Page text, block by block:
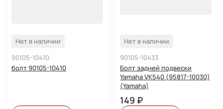
Нет в наличии
90105-10410
болт 90105-10410
Нет в наличии
90105-10433
Болт задней подвески
Yamaha VK540 (95817-10030)
(Yamaha)
149 ₽